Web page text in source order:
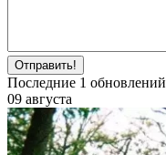
Отправить!
Последние 1 обновлений
09 августа